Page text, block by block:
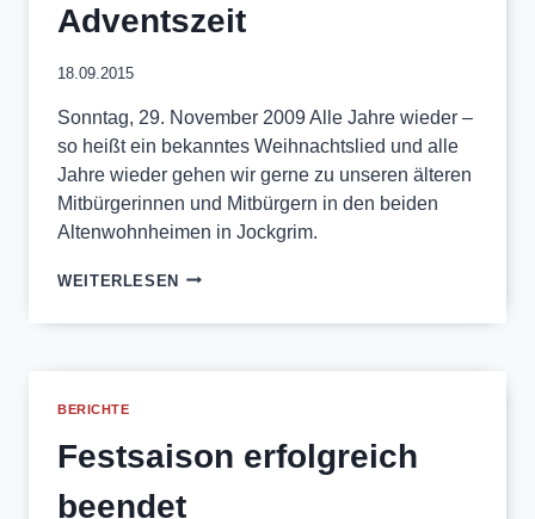
Adventszeit
18.09.2015
Sonntag, 29. November 2009 Alle Jahre wieder –
so heißt ein bekanntes Weihnachtslied und alle
Jahre wieder gehen wir gerne zu unseren älteren
Mitbürgerinnen und Mitbürgern in den beiden
Altenwohnheimen in Jockgrim.
WEITERLESEN EINSTIMMEN
DIE
BERICHTE
Festsaison erfolgreich
beendet